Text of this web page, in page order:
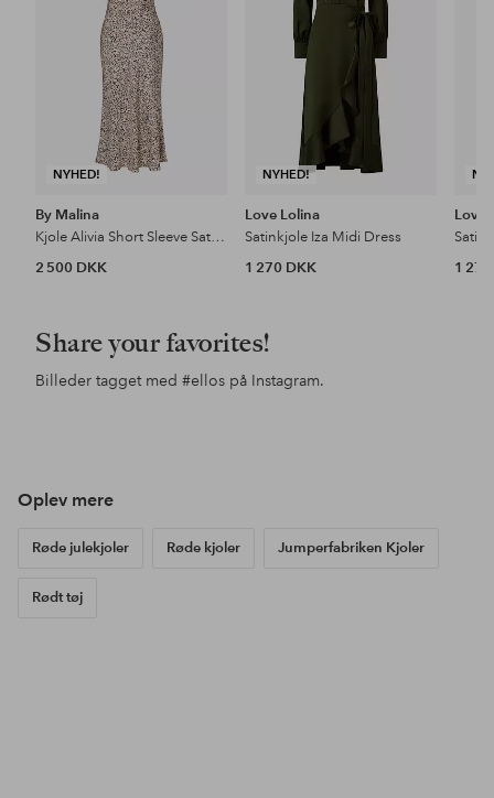
NYHED!
By Malina
Kjole Alivia Short Sleeve Satin Midi Dress
2 500 DKK
NYHED!
Love Lolina
Satinkjole Iza Midi Dress
1 270 DKK
Love
1
Share your favorites!
Billeder tagget med #ellos på Instagram.
Oplev mere
Røde julekjoler Røde kjoler Jumperfabriken Kjoler
Rødt tøj